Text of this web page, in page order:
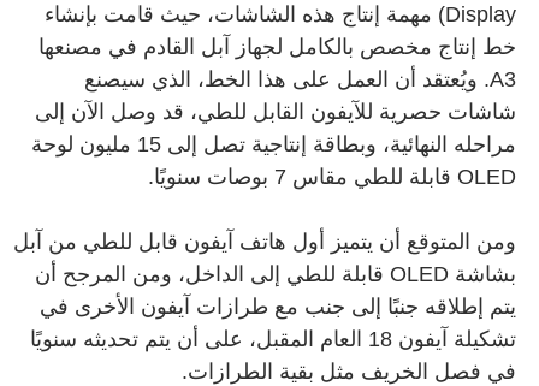
Display) مهمة إنتاج هذه الشاشات، حيث قامت بإنشاء
خط إنتاج مخصص بالكامل لجهاز آبل القادم في مصنعها
A3. ويُعتقد أن العمل على هذا الخط، الذي سيصنع
شاشات حصرية للآيفون القابل للطي، قد وصل الآن إلى
مراحله النهائية، وبطاقة إنتاجية تصل إلى 15 مليون لوحة
OLED قابلة للطي مقاس 7 بوصات سنويًا.
ومن المتوقع أن يتميز أول هاتف آيفون قابل للطي من آبل
بشاشة OLED قابلة للطي إلى الداخل، ومن المرجح أن
يتم إطلاقه جنبًا إلى جنب مع طرازات آيفون الأخرى في
تشكيلة آيفون 18 العام المقبل، على أن يتم تحديثه سنويًا
في فصل الخريف مثل بقية الطرازات.